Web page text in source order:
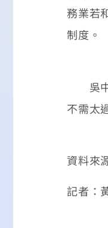
務業若
制度。
吳中
不需太
資料來
記者：